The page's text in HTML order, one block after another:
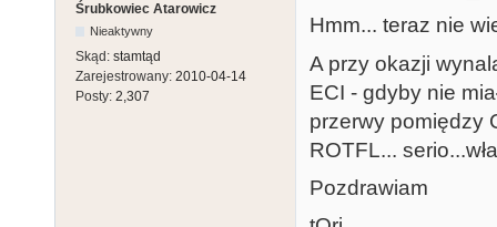
Śrubkowiec Atarowicz
Nieaktywny
Skąd: stamtąd
Zarejestrowany: 2010-04-14
Posty: 2,307
Hmm... teraz nie
A przy okazji
ECI - gdyby nie
przerwy pomiędzy
ROTFL...
Pozdrawiam